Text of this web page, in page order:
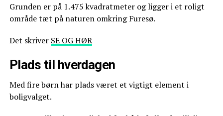
Grunden er på 1.475 kvadratmeter og ligger i et roligt
område tæt på naturen omkring Furesø.
Det skriver SE OG HØR
Plads til hverdagen
Med fire børn har plads været et vigtigt element i
boligvalget.